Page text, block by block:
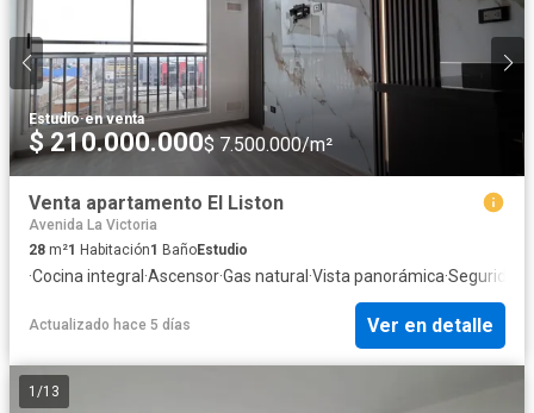
Estudio·en venta
$ 210.000.000$ 7.500.000/m²
Venta apartamento El Liston
Avenida La Victoria
28 m²1 Habitación1 BañoEstudio
·Cocina integral ·Ascensor·Gas natural ·Vista panorámica·Seguridad
Actualizado hace 5 días Ver en detalle
1 /13